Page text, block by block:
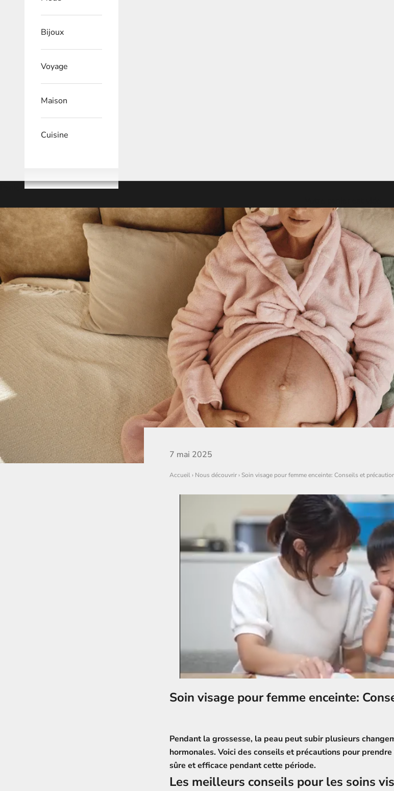
Bijoux
Voyage
Maison
Cuisine
7 mai 2025
Accueil› Nous découvrir› Soin visage pour femme enceinte: Conseils et
Soin visage pour femme enceinte:
Pendant la grossesse, la peau peut subir plusieurs
hormonales. Voici des conseils et précautions pour
sûre et efficace pendant cette période.
Les meilleurs conseils pour les soins